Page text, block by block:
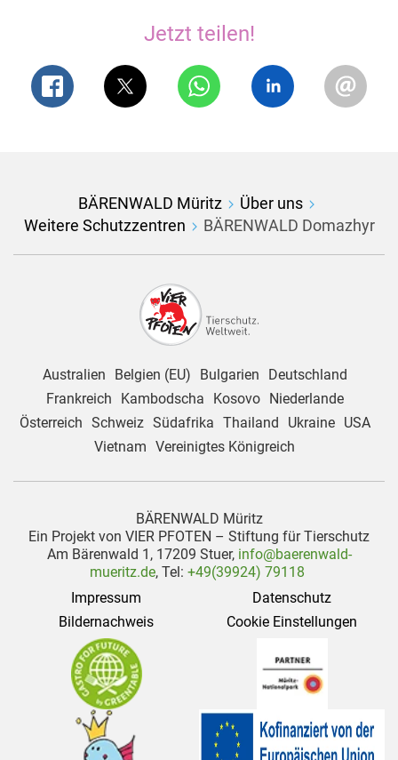
Jetzt teilen!
BÄRENWALD Müritz
Über uns
Weitere Schutzzentren
BÄRENWALD Domazhyr
Australien Belgien (EU) Bulgarien
Deutschland
Frankreich
Kambodscha Kosovo
Niederlande
Österreich Schweiz Südafrika Thailand Ukraine
USA
Vietnam Vereinigtes Königreich
BÄRENWALD Müritz
Ein Projekt von VIER PFOTEN – Stiftung für Tierschutz
Am Bärenwald 1, 17209 Stuer, info@baerenwald-
mueritz.de, Tel: +49(39924) 79118
Impressum
Datenschutz
Bildernachweis
Cookie Einstellungen